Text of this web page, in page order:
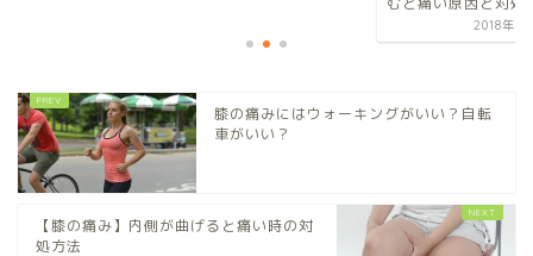
2018年6
膝の痛みにはウォーキングがいい？自転
車がいい？
【膝の痛み】内側が曲げると痛い時の対
処方法